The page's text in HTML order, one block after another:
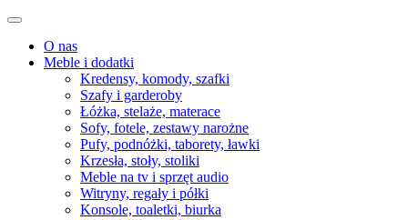
O nas
Meble i dodatki
Kredensy, komody, szafki
Szafy i garderoby
Łóżka, stelaże, materace
Sofy, fotele, zestawy narożne
Pufy, podnóżki, taborety, ławki
Krzesła, stoły, stoliki
Meble na tv i sprzęt audio
Witryny, regały i półki
Konsole, toaletki, biurka